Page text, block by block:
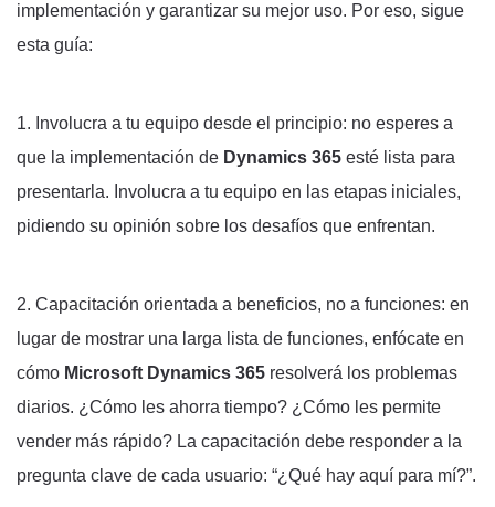
implementación y garantizar su mejor uso. Por eso, sigue
esta guía:
1. Involucra a tu equipo desde el principio: no esperes a
que la implementación de Dynamics 365 esté lista para
presentarla. Involucra a tu equipo en las etapas iniciales,
pidiendo su opinión sobre los desafíos que enfrentan.
2. Capacitación orientada a beneficios, no a funciones: en
lugar de mostrar una larga lista de funciones, enfócate en
cómo Microsoft Dynamics 365 resolverá los problemas
diarios. ¿Cómo les ahorra tiempo? ¿Cómo les permite
vender más rápido? La capacitación debe responder a la
pregunta clave de cada usuario: “¿Qué hay aquí para mí?”.